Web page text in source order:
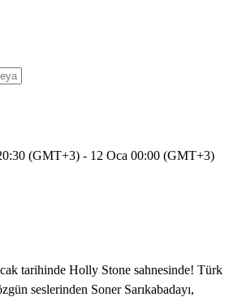
(GMT+3) - 12 Oca 00:00 (GMT+3)
tarihinde Holly Stone sahnesinde! Türk
seslerinden Soner Sarıkabadayı,